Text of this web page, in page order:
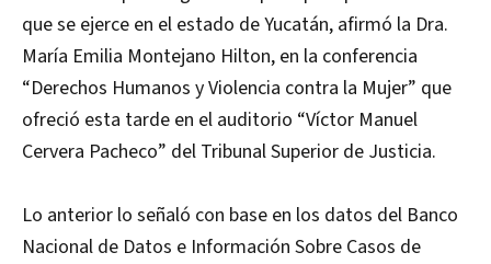
que se ejerce en el estado de Yucatán, afirmó la Dra.
María Emilia Montejano Hilton, en la conferencia
“Derechos Humanos y Violencia contra la Mujer” que
ofreció esta tarde en el auditorio “Víctor Manuel
Cervera Pacheco” del Tribunal Superior de Justicia.
Lo anterior lo señaló con base en los datos del Banco
Nacional de Datos e Información Sobre Casos de